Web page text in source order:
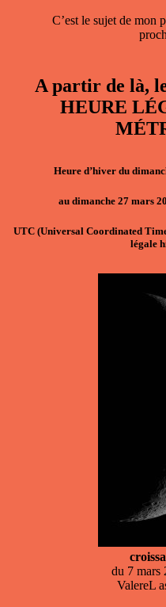
C’est le sujet de mon
A partir de là,
HEURE
Heure d’hiver du
au dimanche 27 mars
UTC(Universal Coordinated
légale
du 7 mars
ValereL